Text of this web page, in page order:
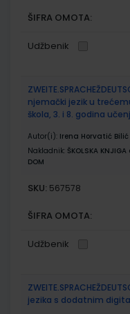
ŠIFRA OMOTA:
Udžbenik
njemački jezik u
škola, 3. i 8. godina
Autor(i): Irena Horvatić
Nakladnik: ŠKOLSKA
DOM
SKU: 567578
ŠIFRA OMOTA:
Udžbenik
jezika s dodatnim